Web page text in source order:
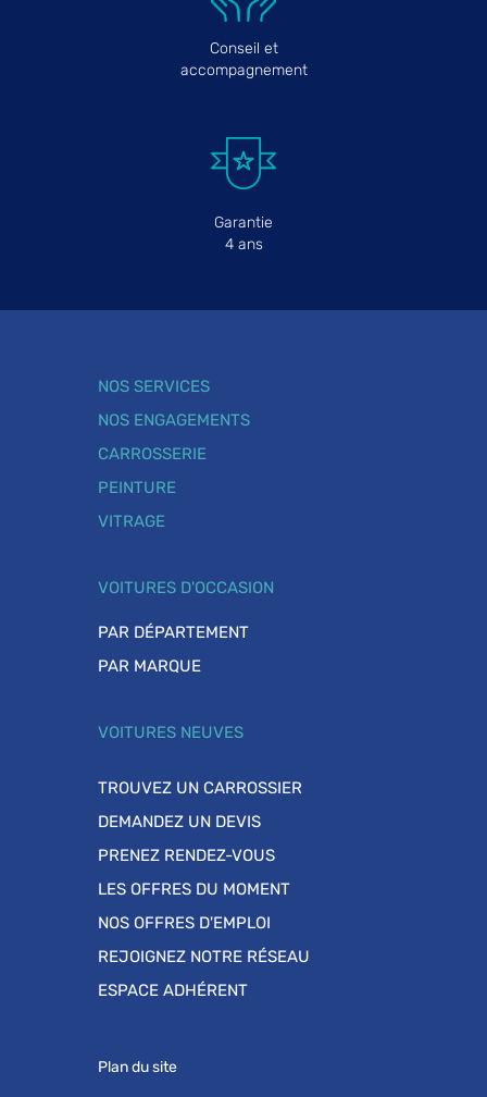
Conseil et
accompagnement
Garantie
4 ans
NOS SERVICES
NOS ENGAGEMENTS
CARROSSERIE
PEINTURE
VITRAGE
VOITURES D'OCCASION
PAR DÉPARTEMENT
PAR MARQUE
VOITURES NEUVES
TROUVEZ UN CARROSSIER
DEMANDEZ UN DEVIS
PRENEZ RENDEZ-VOUS
LES OFFRES DU MOMENT
NOS OFFRES D'EMPLOI
REJOIGNEZ NOTRE RÉSEAU
ESPACE ADHÉRENT
Plan du site